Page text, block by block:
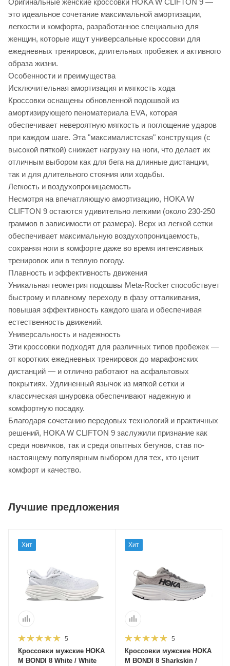
Оригинальные женские кроссовки HOKA W CLIFTON 9 —
это идеальное сочетание максимальной амортизации,
легкости и комфорта, разработанное специально для
женщин, которые ищут универсальные кроссовки для
ежедневных тренировок, длительных пробежек и активного
образа жизни.
Особенности и преимущества
Исключительная амортизация и мягкость хода
Кроссовки оснащены обновленной подошвой из
амортизирующего пеноматериала EVA, которая
обеспечивает невероятную мягкость и поглощение ударов
при каждом шаге. Эта "максималистская" конструкция (с
высокой пяткой) снижает нагрузку на ноги, что делает их
отличным выбором как для бега на длинные дистанции,
так и для длительного стояния или ходьбы.
Легкость и воздухопроницаемость
Несмотря на впечатляющую амортизацию, HOKA W
CLIFTON 9 остаются удивительно легкими (около 230-250
граммов в зависимости от размера). Верх из легкой сетки
обеспечивает максимальную воздухопроницаемость,
сохраняя ноги в комфорте даже во время интенсивных
тренировок или в теплую погоду.
Плавность и эффективность движения
Уникальная геометрия подошвы Meta-Rocker способствует
быстрому и плавному переходу в фазу отталкивания,
повышая эффективность каждого шага и обеспечивая
естественность движений.
Универсальность и надежность
Эти кроссовки подходят для различных типов пробежек —
от коротких ежедневных тренировок до марафонских
дистанций — и отлично работают на асфальтовых
покрытиях. Удлиненный язычок из мягкой сетки и
классическая шнуровка обеспечивают надежную и
комфортную посадку.
Благодаря сочетанию передовых технологий и практичных
решений, HOKA W CLIFTON 9 заслужили признание как
среди новичков, так и среди опытных бегунов, став по-
настоящему популярным выбором для тех, кто ценит
комфорт и качество.
Лучшие предложения
Хит
5
Кроссовки мужские HOKA
M BONDI 8 White / White
Хит
5
Кроссовки мужские HOKA
M BONDI 8 Sharkskin /